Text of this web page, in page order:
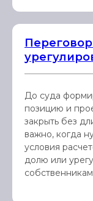
До суда
позицию и
закрыть без
важно, когда
условия
долю или